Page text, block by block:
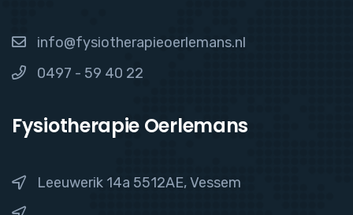
info@fysiotherapieoerlemans.nl
0497 - 59 40 22
Fysiotherapie Oerlemans
Leeuwerik 14a 5512AE, Vessem